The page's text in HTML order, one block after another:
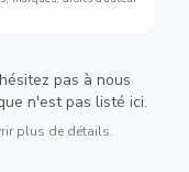
pas à nous
n'est pas listé ici.
plus de détails.